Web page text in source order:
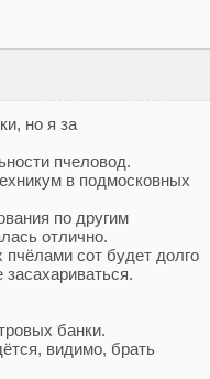
но я за
пчеловод.
в подмосковных
по другим
отлично.
пчёлами сот будет долго
банки.
видимо, брать